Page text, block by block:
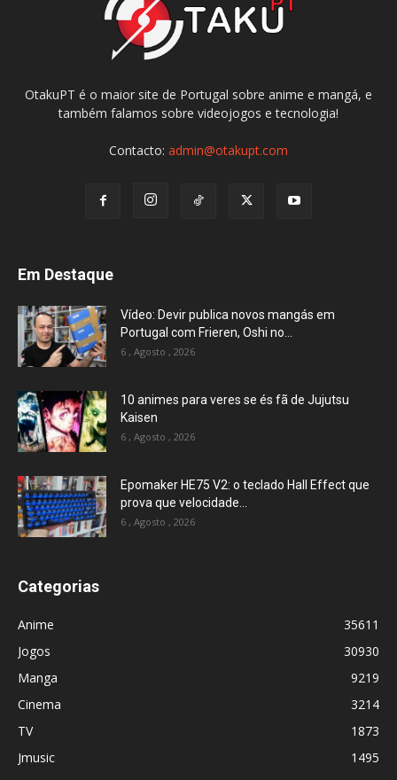
OtakuPT é o maior site de Portugal sobre anime e mangá, e
também falamos sobre videojogos e tecnologia!
Contacto: admin@otakupt.com
Em Destaque
Vídeo: Devir publica novos mangás em
Portugal com Frieren, Oshi no...
6 , Agosto , 2026
10 animes para veres se és fã de Jujutsu
Kaisen
6 , Agosto , 2026
Epomaker HE75 V2: o teclado Hall Effect que
prova que velocidade...
6 , Agosto , 2026
Categorias
Anime
35611
Jogos
30930
Manga
9219
Cinema
3214
TV
1873
Jmusic
1495